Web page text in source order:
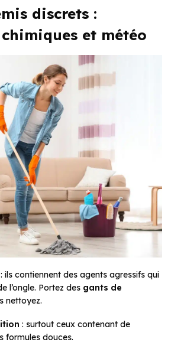
discrets :
et météo
: ils contiennent des agents agressifs qui
l’ongle. Portez des gants de
nettoyez.
: surtout ceux contenant de
formules douces.